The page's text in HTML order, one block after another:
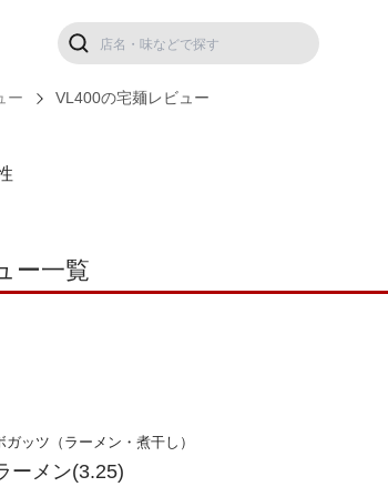
ー VL400の宅麺レビュー
ー一覧
ッツ（ラーメン・煮干し）
ーメン(3.25)